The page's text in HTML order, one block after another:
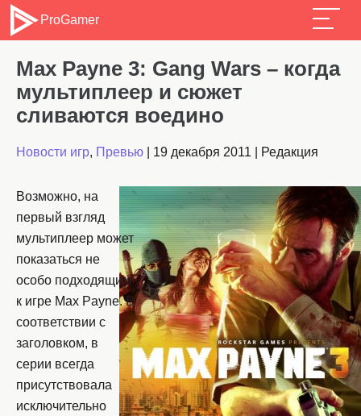
ProGamer
Max Payne 3: Gang Wars – когда
мультиплеер и сюжет
сливаются воедино
Новости игр, Превью 19 декабря 2011 Редакция
Возможно, на
первый взгляд
мультиплеер может
показаться не
особо подходящим
к игре Max Payne. В
соответствии с
заголовком, в
серии всегда
присутствовала
исключительно